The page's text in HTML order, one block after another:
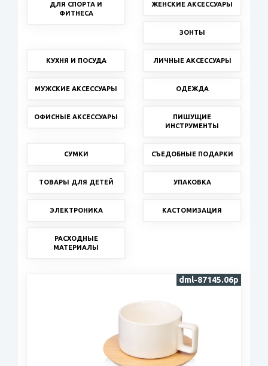
ДЛЯ СПОРТА И
ФИТНЕСА
ЖЕНСКИЕ АКСЕССУАРЫ
ЗОНТЫ
КУХНЯ И ПОСУДА ЛИЧНЫЕ АКСЕССУАРЫ
МУЖСКИЕ АКСЕССУАРЫ ОДЕЖДА
ОФИСНЫЕ АКСЕССУАРЫ
ПИШУЩИЕ
ИНСТРУМЕНТЫ
СУМКИ СЪЕДОБНЫЕ ПОДАРКИ
ТОВАРЫ ДЛЯ ДЕТЕЙ УПАКОВКА
ЭЛЕКТРОНИКА КАСТОМИЗАЦИЯ
РАСХОДНЫЕ
МАТЕРИАЛЫ
dml-87145.06p